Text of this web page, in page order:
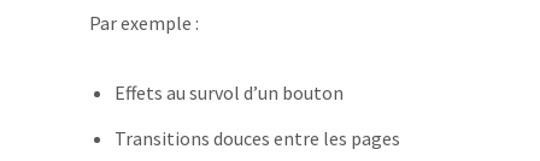
Par exemple :
Effets au survol d’un bouton
Transitions douces entre les pages